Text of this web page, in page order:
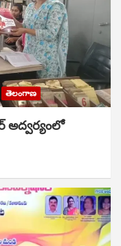
తెలంగాణ
అద్వర్యంలో